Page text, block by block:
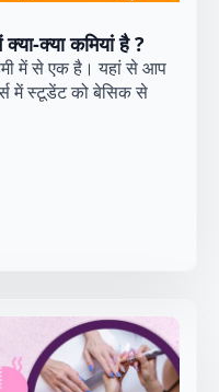
क्या कमियां है ?
में से एक है। यहां से आप
में स्टूडेंट को बेसिक से